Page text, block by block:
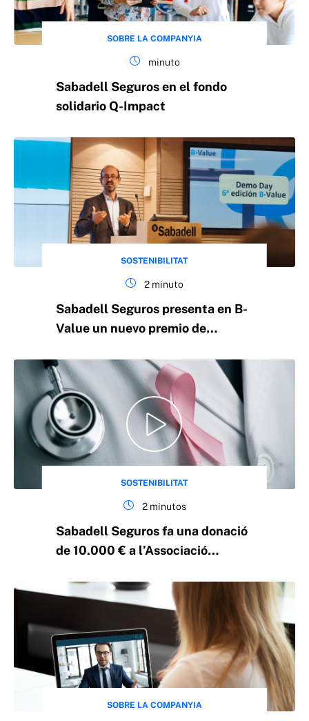
SOBRE LA COMPANYIA
minuto
Sabadell Seguros en el fondo
solidario Q-Impact
SOSTENIBILITAT
2 minuto
Sabadell Seguros presenta en B-
Value un nuevo premio de
20.000€
SOSTENIBILITAT
2 minutos
Sabadell Seguros fa una donació
de 10.000 € a l’Associació
SOBRE LA COMPANYIA